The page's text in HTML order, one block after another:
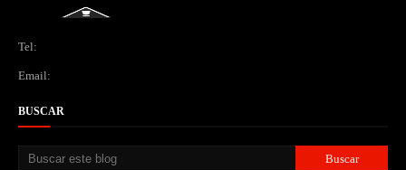
Tel:
Email:
BUSCAR